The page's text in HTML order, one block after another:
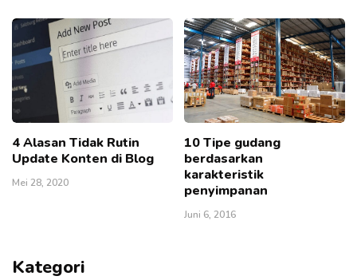
4 Alasan Tidak Rutin
Update Konten di Blog
Mei 28, 2020
10 Tipe gudang
berdasarkan
karakteristik
penyimpanan
Juni 6, 2016
Kategori